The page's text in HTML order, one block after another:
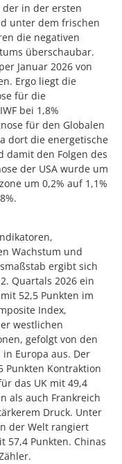
der in der ersten
unter dem frischen
die negativen
überschaubar.
Januar 2026 von
Ergo liegt die
für die
bei 1,8%
für den Globalen
dort die energetische
damit den Folgen des
der USA wurde um
um 0,2% auf 1,1%
Wachstum und
ergibt sich
Quartals 2026 ein
52,5 Punkten im
Index,
westlichen
gefolgt von den
in Europa aus. Der
Punkten Kontraktion
das UK mit 49,4
als auch Frankreich
Druck. Unter
der Welt rangiert
57,4 Punkten. Chinas